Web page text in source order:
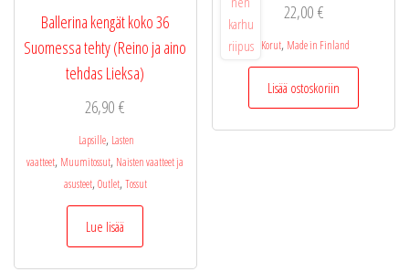
Ballerina kengät koko 36
Suomessa tehty (Reino ja aino
tehdas Lieksa)
26,90€
Lapsille, Lasten
vaatteet, Muumitossut, Naisten vaatteet ja
asusteet, Outlet, Tossut
Lue lisää
22,00 €
Korut, Made in Finland
Lisää ostoskoriin